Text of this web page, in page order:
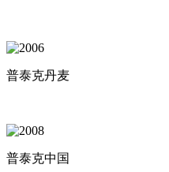
普泰克丹麦
普泰克中国